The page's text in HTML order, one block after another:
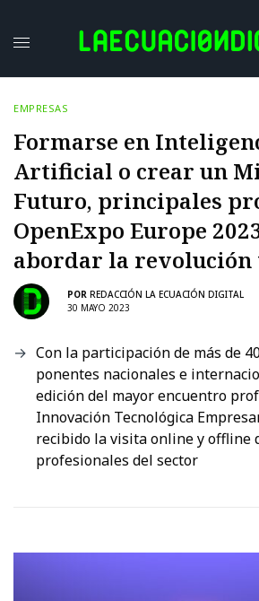
EMPRESAS
Formarse en
Artificial o crear un
Futuro, principales
OpenExpo Europe
abordar la revolución
POR REDACCIÓN LA ECUACIÓN DIGITAL
30 MAYO 2023
Con la participación de más de
ponentes nacionales e
edición del mayor encuentro
Innovación Tecnológica
recibido la visita online y offline
profesionales del sector